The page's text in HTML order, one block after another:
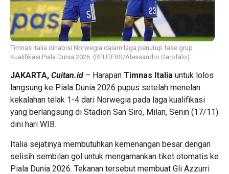
Timnas Italia dihabisi Norwegia dalam laga penutup fase grup
Kualifikasi Piala Dunia 2026. (REUTERS/Alessandro Garofalo).
JAKARTA, Cuitan.id – Harapan Timnas Italia untuk lolos
langsung ke Piala Dunia 2026 pupus setelah menelan
kekalahan telak 1-4 dari Norwegia pada laga kualifikasi
yang berlangsung di Stadion San Siro, Milan, Senin (17/11)
dini hari WIB.
Italia sejatinya membutuhkan kemenangan besar dengan
selisih sembilan gol untuk mengamankan tiket otomatis ke
Piala Dunia 2026. Tekanan tersebut membuat Gli Azzurri